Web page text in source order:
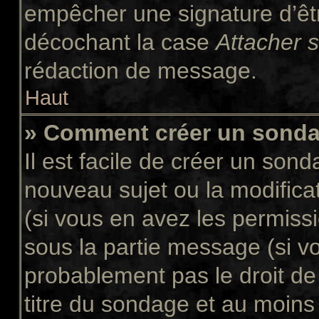
empêcher une signature
décochant la caseAttacher
rédaction de message.
Haut
» Comment créer un
Il est facile de créer un
nouveau sujet ou la
(si vous en avez les
sous la partie message (si
probablement pas le droit
titre du sondage et au